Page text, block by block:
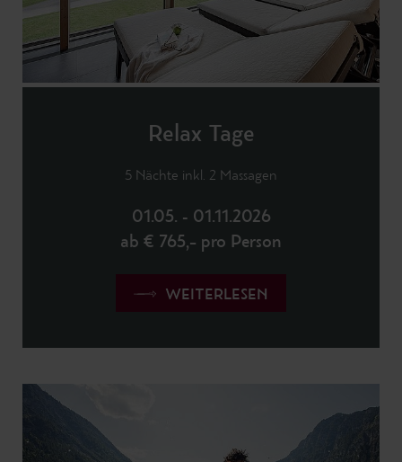
Relax Tage
5 Nächte inkl. 2 Massagen
01.05. - 01.11.2026
ab € 765,– pro Person
WEITERLESEN